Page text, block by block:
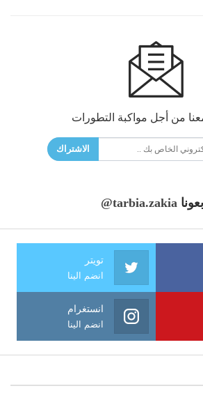
من أجل مواكبة التطورات
الاشتراك
@tarbia.zakia
تويتر
انضم الينا
انستغرام
انضم الينا